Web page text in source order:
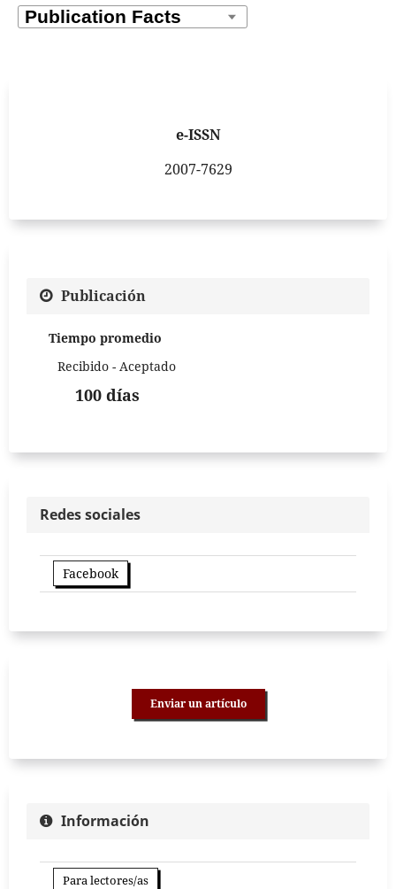
e-ISSN
2007-7629
Publicación
Tiempo promedio
Recibido - Aceptado
100 días
Redes sociales
Facebook
Enviar un artículo
Información
Para lectores/as